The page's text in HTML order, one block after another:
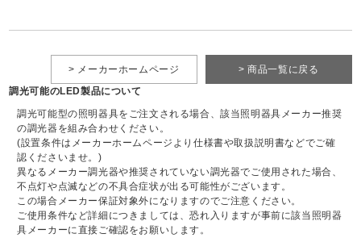
> 商品一覧に戻る
> メーカーホームページ
調光可能のLED製品について
調光可能型の照明器具をご注文される場合、該当照明器具メーカー推奨
の調光器を組み合わせください。
(設置条件はメーカーホームページより仕様書や取扱説明書などでご確
認くださいませ。)
異なるメーカー調光器や推奨されていない調光器でご使用された場合、
不点灯や点滅などの不具合症状が出る可能性がございます。
この場合メーカー保証対象外になりますのでご注意ください。
ご使用条件など詳細につきましては、恐れ入りますが事前に該当照明器
具メーカーに直接ご確認をお願いします。